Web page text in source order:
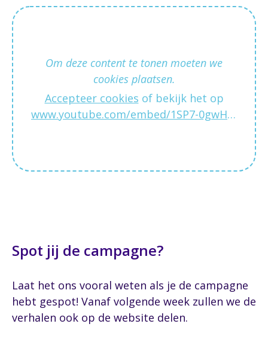
Om deze content te tonen moeten we
cookies plaatsen.
Accepteer cookies of bekijk het op
www.youtube.com/embed/1SP7-0gwH2c
Spot jij de campagne?
Laat het ons vooral weten als je de campagne
hebt gespot! Vanaf volgende week zullen we de
verhalen ook op de website delen.